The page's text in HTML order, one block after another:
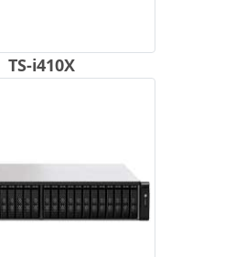
TS-i410X